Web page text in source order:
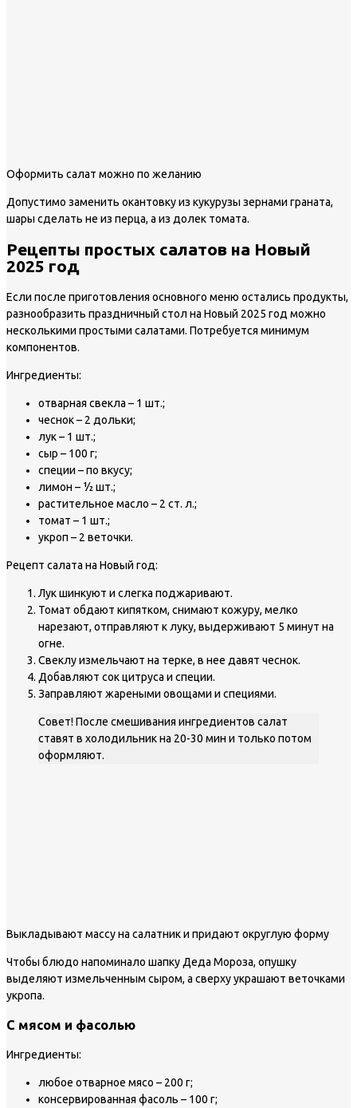
Оформить салат можно по желанию
Допустимо заменить окантовку из кукурузы зернами граната,
шары сделать не из перца, а из долек томата.
Рецепты простых салатов на Новый
2025 год
Если после приготовления основного меню остались продукты,
разнообразить праздничный стол на Новый 2025 год можно
несколькими простыми салатами. Потребуется минимум
компонентов.
Ингредиенты:
отварная свекла – 1 шт.;
чеснок – 2 дольки;
лук – 1 шт.;
сыр – 100 г;
специи – по вкусу;
лимон – ½ шт.;
растительное масло – 2 ст. л.;
томат – 1 шт.;
укроп – 2 веточки.
Рецепт салата на Новый год:
Лук шинкуют и слегка поджаривают.
Томат обдают кипятком, снимают кожуру, мелко
нарезают, отправляют к луку, выдерживают 5 минут на
огне.
Свеклу измельчают на терке, в нее давят чеснок.
Добавляют сок цитруса и специи.
Заправляют жареными овощами и специями.
Совет! После смешивания ингредиентов салат
ставят в холодильник на 20-30 мин и только потом
оформляют.
Выкладывают массу на салатник и придают округлую форму
Чтобы блюдо напоминало шапку Деда Мороза, опушку
выделяют измельченным сыром, а сверху украшают веточками
укропа.
С мясом и фасолью
Ингредиенты:
любое отварное мясо – 200 г;
консервированная фасоль – 100 г;